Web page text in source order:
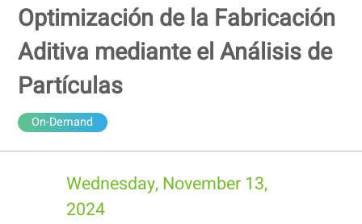
Optimización de la Fabricación
Aditiva mediante el Análisis de
Partículas
On-Demand
Wednesday, November 13,
2024